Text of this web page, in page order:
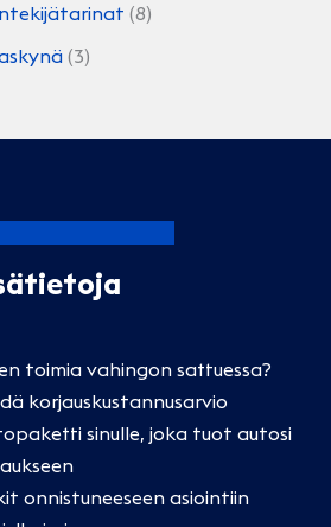
(8)
(3)
toimia vahingon sattuessa?
korjauskustannusarvio
sinulle, joka tuot autosi
onnistuneeseen asiointiin